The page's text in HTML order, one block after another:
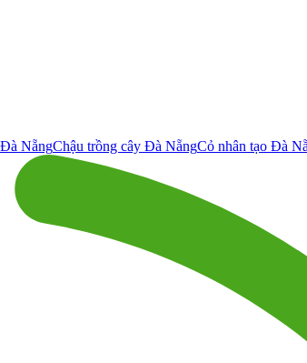
NẵngChậu trồng cây Đà NẵngCỏ nhân tạo Đà